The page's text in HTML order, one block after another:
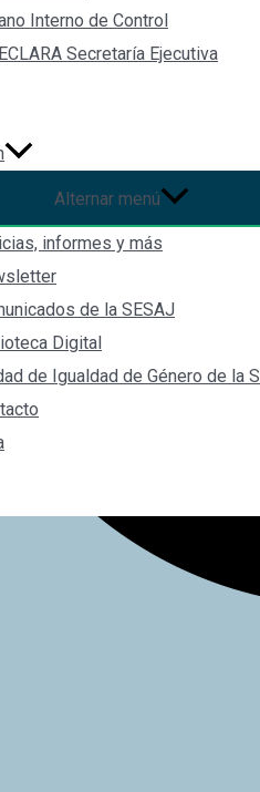
Interno de Control
Secretaría Ejecutiva
Alternar menú
informes y más
de la SESAJ
Digital
de Igualdad de Género de la